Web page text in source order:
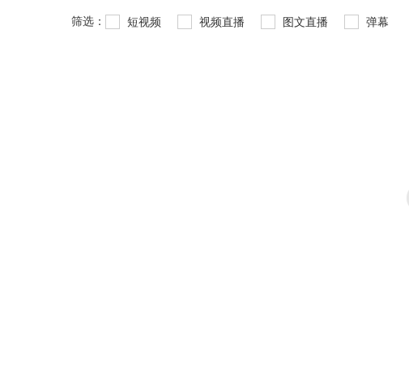
筛选： 短视频 视频直播 图文直播 弹幕